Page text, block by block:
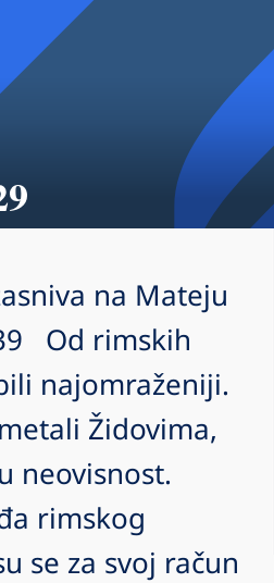
na Mateju
Od rimskih
najomraženiji.
Židovima,
neovisnost.
rimskog
se za svoj račun